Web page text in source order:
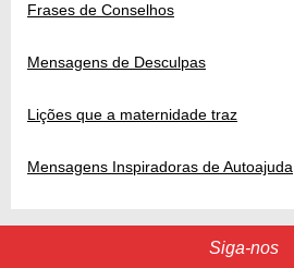
Frases de Conselhos
Mensagens de Desculpas
Lições que a maternidade traz
Mensagens Inspiradoras de Autoajuda
Siga-nos